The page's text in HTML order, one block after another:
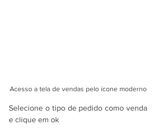
Acesso a tela de vendas pelo ícone moderno
Selecione o tipo de pedido como venda
e clique em ok